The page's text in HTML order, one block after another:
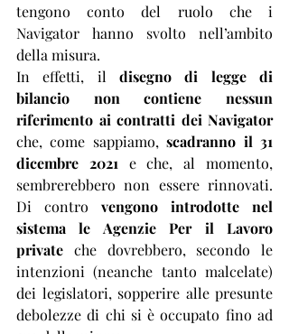
tengono conto del ruolo che i
Navigator hanno svolto nell’ambito
della misura.
In effetti, il disegno di legge di
bilancio non contiene nessun
riferimento ai contratti dei Navigator
che, come sappiamo, scadranno il 31
dicembre 2021 e che, al momento,
sembrerebbero non essere rinnovati.
Di contro vengono introdotte nel
sistema le Agenzie Per il Lavoro
private che dovrebbero, secondo le
intenzioni (neanche tanto malcelate)
dei legislatori, sopperire alle presunte
debolezze di chi si è occupato fino ad